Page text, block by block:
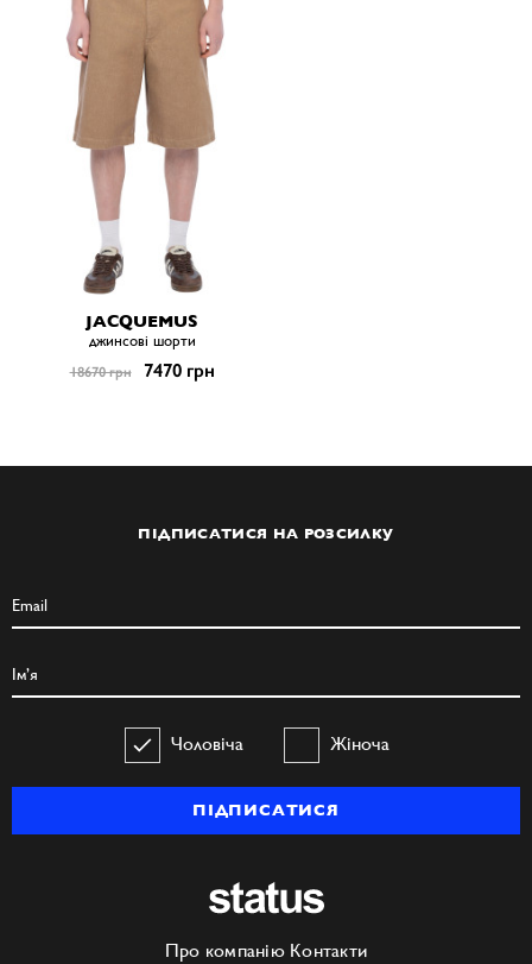
JACQUEMUS
джинсові шорти
18670 грн 7470 грн
ПІДПИСАТИСЯ НА РОЗСИЛКУ
Чоловіча Жіноча
ПІДПИСАТИСЯ
Про компанію Контакти